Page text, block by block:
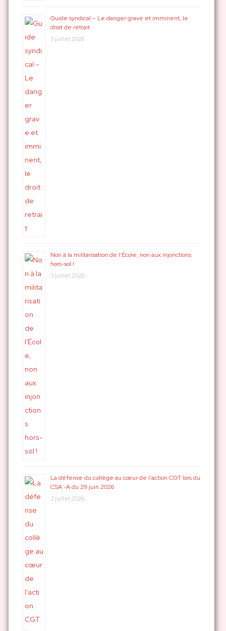
Guide syndical – Le danger grave et imminent, le
droit de retrait
3 juillet 2026
Non à la militarisation de l’École, non aux injonctions
hors-sol !
3 juillet 2026
La défense du collège au cœur de l’action CGT lors du
CSA -A du 29 juin 2026
2 juillet 2026